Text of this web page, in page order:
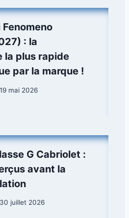
: la
la plus rapide
par la marque !
19 mai 2026
G Cabriolet :
avant la
30 juillet 2026